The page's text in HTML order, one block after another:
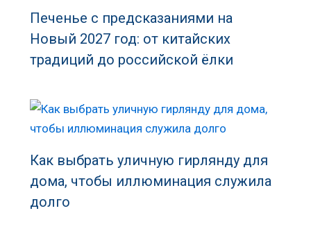
Печенье с предсказаниями на
Новый 2027 год: от китайских
традиций до российской ёлки
Как выбрать уличную гирлянду для
дома, чтобы иллюминация служила
долго